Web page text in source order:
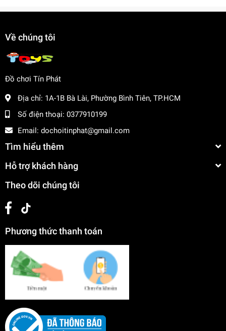
Về chúng tôi
Đồ chơi Tín Phát
Địa chỉ: 1A-1B Bà Lài, Phường Bình Tiên, TP.HCM
Số điện thoại: 0377910199
Email: dochoitinphat@gmail.com
Tìm hiểu thêm
Hỗ trợ khách hàng
Theo dõi chúng tôi
Phương thức thanh toán